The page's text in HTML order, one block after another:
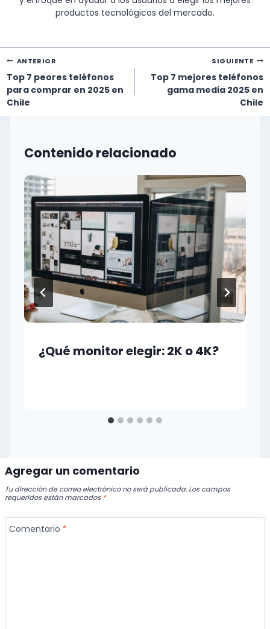
productos tecnológicos del mercado.
Navegación
de
entradas
ANTERIOR
Top 7 peores teléfonos
para comprar en 2025 en
Chile
SIGUIENTE
Top 7 mejores teléfonos
gama media 2025 en
Chile
Contenido relacionado
¿Qué monitor elegir: 2K o 4K?
Agregar un comentario
Tu dirección de correo electrónico no será publicada. Los campos
requeridos están marcados *
Comentario *